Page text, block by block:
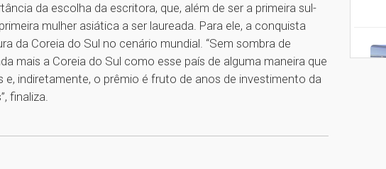
da escolha da escritora, que, além de ser a primeira sul-
mulher asiática a ser laureada. Para ele, a conquista
da Coreia do Sul no cenário mundial. “Sem sombra de
mais a Coreia do Sul como esse país de alguma maneira que
e, indiretamente, o prêmio é fruto de anos de investimento da
finaliza.